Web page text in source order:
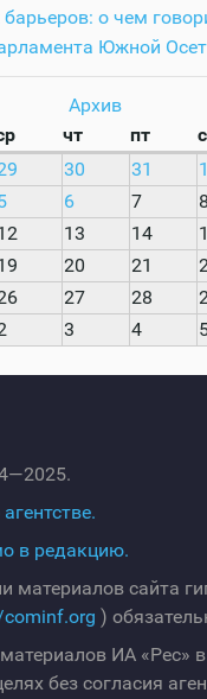
о чем
Южной
Архив
чт пт
30 31 1
6 7 8
13 14
20 21
27 28
3 4
в редакцию.
материалов сайта
)
ИА «Рес» в
без согласия